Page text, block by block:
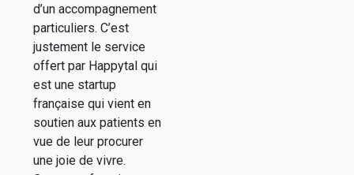
d’un accompagnement
particuliers. C’est
justement le service
offert par Happytal qui
est une startup
française qui vient en
soutien aux patients en
vue de leur procurer
une joie de vivre.